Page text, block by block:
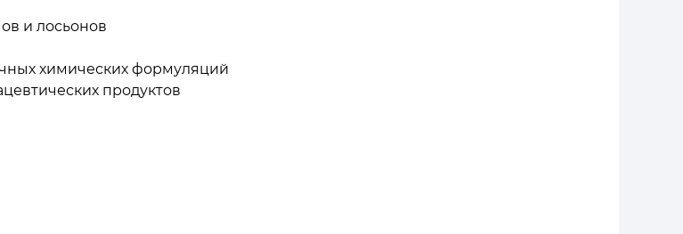
и лосьонов
химических формуляций
продуктов